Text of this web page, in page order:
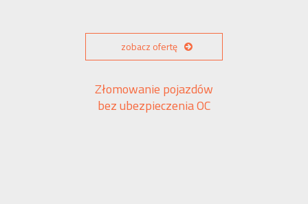
zobacz ofertę
Złomowanie pojazdów
bez ubezpieczenia OC